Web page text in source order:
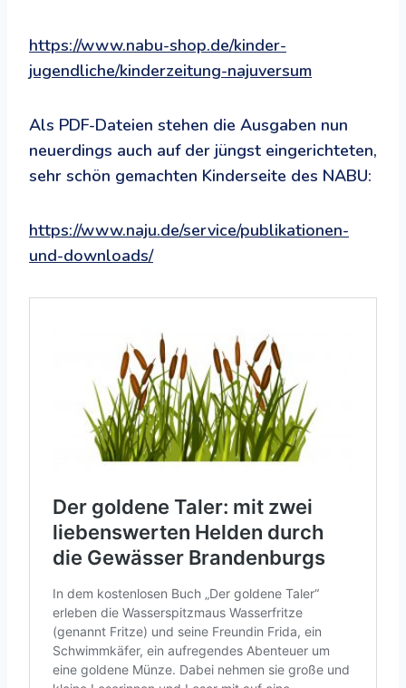
https://www.nabu-shop.de/kinder-
jugendliche/kinderzeitung-najuversum
Als PDF-Dateien stehen die Ausgaben nun
neuerdings auch auf der jüngst eingerichteten,
sehr schön gemachten Kinderseite des NABU:
https://www.naju.de/service/publikationen-
und-downloads/